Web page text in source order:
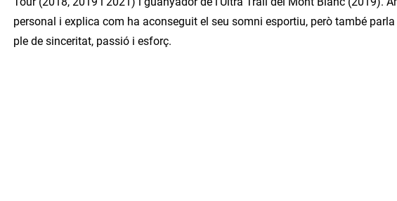
personal i explica com ha aconseguit el seu somni esportiu, però també
ple de sinceritat, passió i esforç.